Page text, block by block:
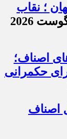
؛ نقاب
03 آگوست 2026
اصناف؛
حکمرانی
اصناف